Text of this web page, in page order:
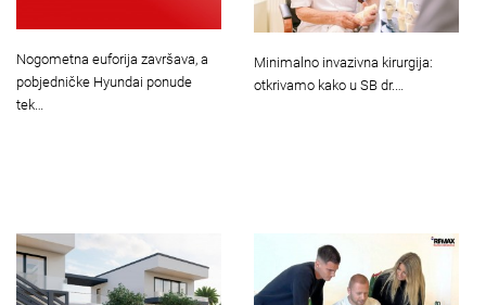
Nogometna euforija završava, a
pobjedničke Hyundai ponude
tek…
Minimalno invazivna kirurgija:
otkrivamo kako u SB dr.…